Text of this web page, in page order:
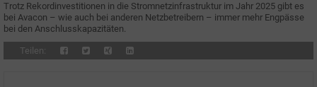
Trotz Rekordinvestitionen in die Stromnetzinfrastruktur im Jahr 2025 gibt es
bei Avacon – wie auch bei anderen Netzbetreibern – immer mehr Engpässe
bei den Anschlusskapazitäten.
Teilen: